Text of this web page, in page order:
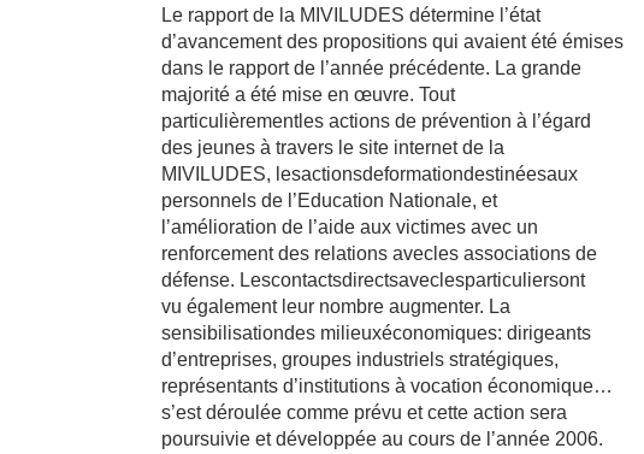
Le rapport de la MIVILUDES détermine l’état
d’avancement des propositions qui avaient été émises
dans le rapport de l’année précédente. La grande
majorité a été mise en œuvre. Tout
particulièrementles actions de prévention à l’égard
des jeunes à travers le site internet de la
MIVILUDES, lesactionsdeformationdestinéesaux
personnels de l’Education Nationale, et
l’amélioration de l’aide aux victimes avec un
renforcement des relations avecles associations de
défense. Lescontactsdirectsaveclesparticuliersont
vu également leur nombre augmenter. La
sensibilisationdes milieuxéconomiques: dirigeants
d’entreprises, groupes industriels stratégiques,
représentants d’institutions à vocation économique…
s’est déroulée comme prévu et cette action sera
poursuivie et développée au cours de l’année 2006.